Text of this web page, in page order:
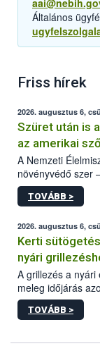
Általános
Friss hírek
2026. augusztus 6,
Szüret után is
az amerikai
A Nemzeti
növényvédő szer
engedélyokiratát
egészen a
érésű szőlőkben
védekezésre. Az
felhasználók
engedélyezett.
TOVÁBB >
2026. augusztus 6,
Kerti
nyári
A grillezés a
meleg időjárás
gyorsabb
ezért nem csupán
higiéniai
TOVÁBB >